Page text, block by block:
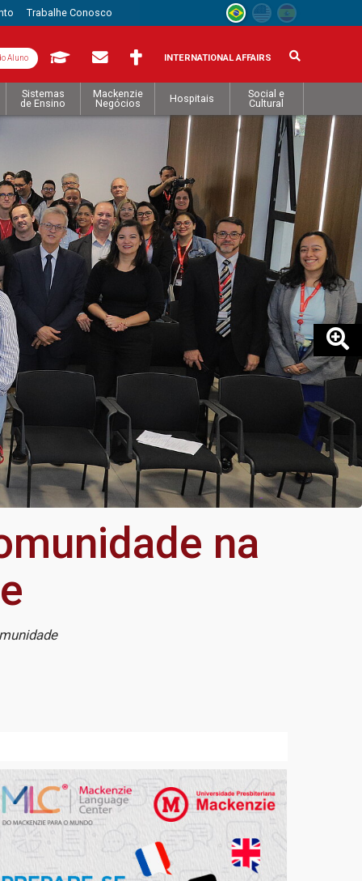
Trabalhe Conosco
Aluno INTERNATIONAL AFFAIRS
Sistemas
de Ensino
Mackenzie
Negócios
Hospitais
Social e
Cultural
na